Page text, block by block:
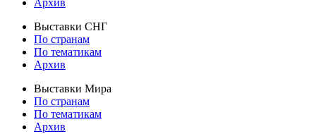
Выставки СНГ
По странам
По тематикам
Архив
Выставки Мира
По странам
По тематикам
Архив